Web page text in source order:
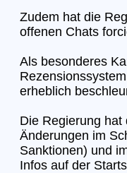
Zudem hat die
offenen Chats
Als besonderes
erheblich
Die Regierung
Änderungen im
Sanktionen) und
Infos auf der